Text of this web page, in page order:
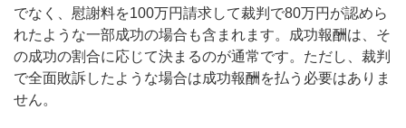
でなく、慰謝料を100万円請求して裁判で80万円が認めら
れたような一部成功の場合も含まれます。成功報酬は、そ
の成功の割合に応じて決まるのが通常です。ただし、裁判
で全面敗訴したような場合は成功報酬を払う必要はありま
せん。